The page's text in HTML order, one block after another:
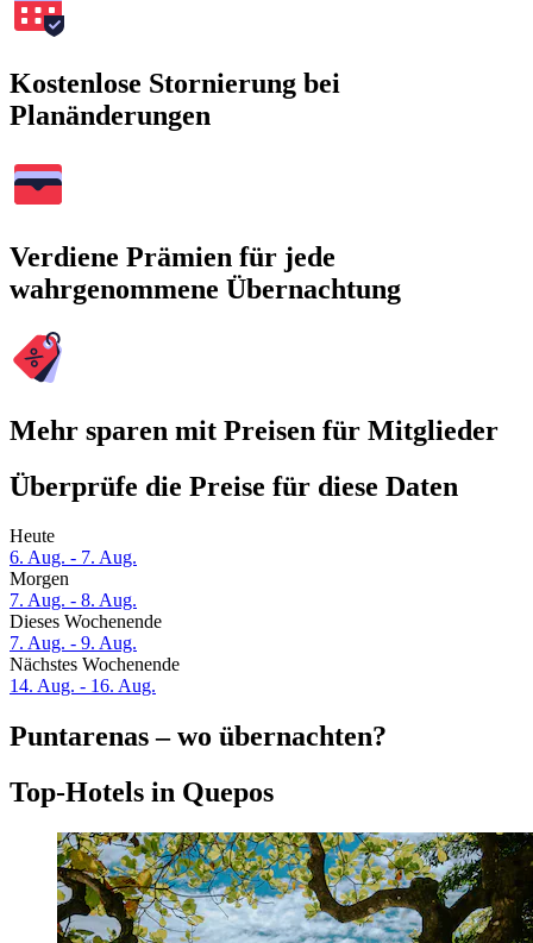
Kostenlose Stornierung bei
Planänderungen
Verdiene Prämien für jede
wahrgenommene Übernachtung
Mehr sparen mit Preisen für Mitglieder
Überprüfe die Preise für diese Daten
Heute
6. Aug. - 7. Aug.
Morgen
7. Aug. - 8. Aug.
Dieses Wochenende
7. Aug. - 9. Aug.
Nächstes Wochenende
14. Aug. - 16. Aug.
Puntarenas – wo übernachten?
Top-Hotels in Quepos